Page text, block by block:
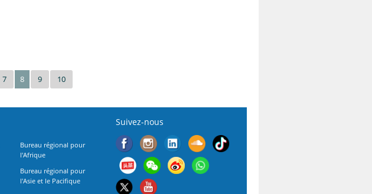
7 8 9 10
Bureau régional pour
l'Afrique
Bureau régional pour
l'Asie et le Pacifique
Suivez-nous